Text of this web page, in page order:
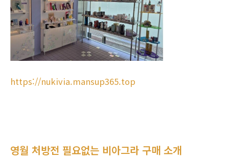
https://nukivia.mansup365.top
영월 처방전 필요없는 비아그라 구매 소개